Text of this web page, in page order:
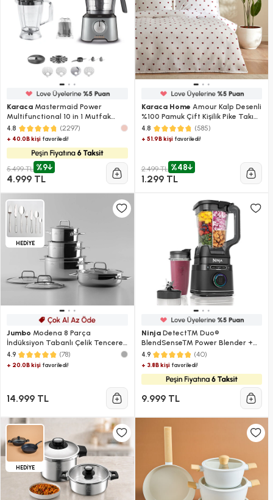
Karaca Mastermaid Power
Multifunctional 10 in 1 Mutfak
Robotu 2000W Galaxy Grey
4.8 (2297)
+ 40.0B kişi favoriledi!
5.499 TL %9
4.999 TL
Karaca Home Amour Kalp Desenli
%100 Pamuk Çift Kişilik Pike Takımı
Kırmızı
4.8 (585)
+ 51.9B kişifavoriledi!
2.499 TL %48
1.299 TL
HEDİYE
Jumbo Modena 8 Parça
İndüksiyon Tabanlı Çelik Tencere
Seti
4.9 (78)
+ 20.0B kişi favoriledi!
14.999 TL
NinjaDetect™ Duo®
BlendSense™ Power Blender +
Smoothie Makinesi Siyah
4.9 (40)
+ 3.8B kişifavoriledi!
9.999 TL
HEDİYE